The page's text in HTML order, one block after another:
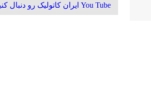
You Tube ایران کاتولیک رو دنبال کنید . . .